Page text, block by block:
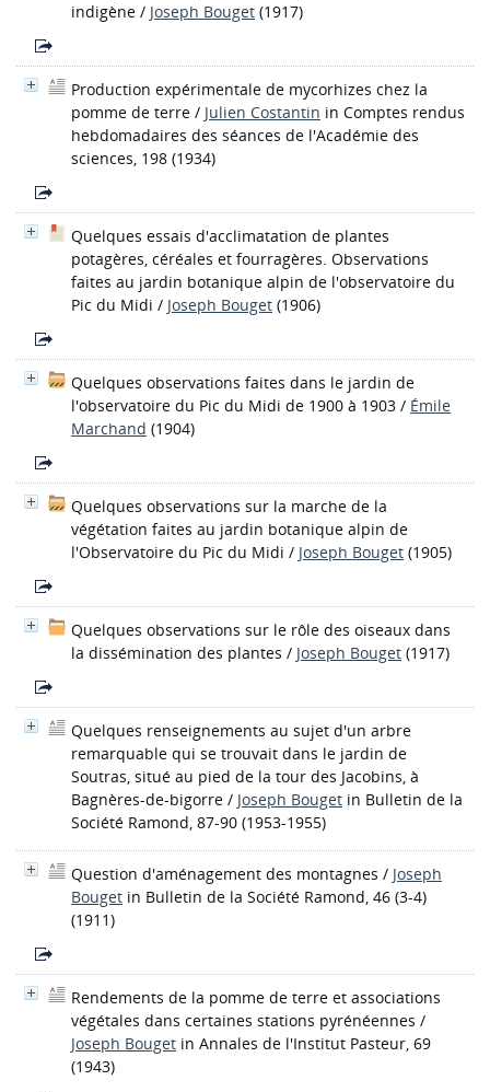
indigène / Joseph Bouget (1917)
Production expérimentale de mycorhizes chez la
pomme de terre / Julien Costantin in Comptes rendus
hebdomadaires des séances de l'Académie des
sciences, 198 (1934)
Quelques essais d'acclimatation de plantes
potagères, céréales et fourragères. Observations
faites au jardin botanique alpin de l'observatoire du
Pic du Midi / Joseph Bouget (1906)
Quelques observations faites dans le jardin de
l'observatoire du Pic du Midi de 1900 à 1903 / Émile
Marchand (1904)
Quelques observations sur la marche de la
végétation faites au jardin botanique alpin de
l'Observatoire du Pic du Midi / Joseph Bouget (1905)
Quelques observations sur le rôle des oiseaux dans
la dissémination des plantes / Joseph Bouget (1917)
Quelques renseignements au sujet d'un arbre
remarquable qui se trouvait dans le jardin de
Soutras, situé au pied de la tour des Jacobins, à
Bagnères-de-bigorre / Joseph Bouget in Bulletin de la
Société Ramond, 87-90 (1953-1955)
Question d'aménagement des montagnes / Joseph
Bouget in Bulletin de la Société Ramond, 46 (3-4)
(1911)
Rendements de la pomme de terre et associations
végétales dans certaines stations pyrénéennes /
Joseph Bouget in Annales de l'Institut Pasteur, 69
(1943)